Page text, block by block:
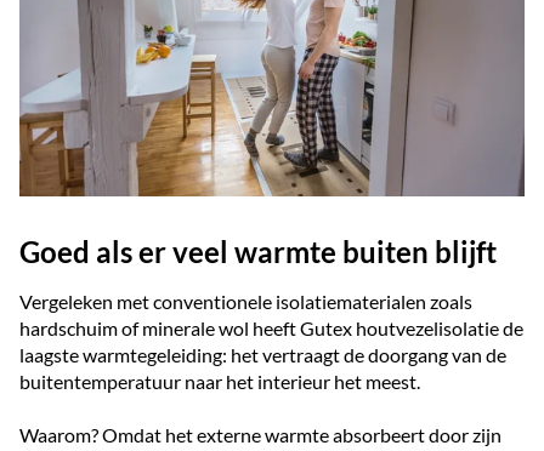
Goed als er veel warmte buiten blijft
Vergeleken met conventionele isolatiematerialen zoals
hardschuim of minerale wol heeft Gutex houtvezelisolatie de
laagste warmtegeleiding: het vertraagt de doorgang van de
buitentemperatuur naar het interieur het meest.
Waarom? Omdat het externe warmte absorbeert door zijn